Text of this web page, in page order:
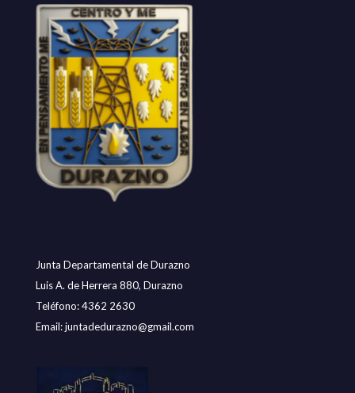
Junta Departamental de Durazno
Luis A. de Herrera 880, Durazno
Teléfono: 4362 2630
Email:juntadedurazno@gmail.com